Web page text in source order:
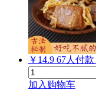
￥14.9 67人付款
加入购物车